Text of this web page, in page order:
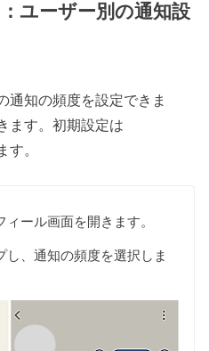
ユーザー別の通知設
通知の頻度を設定できま
ます。初期設定は
す。
ール画面を開きます。
し、通知の頻度を選択しま